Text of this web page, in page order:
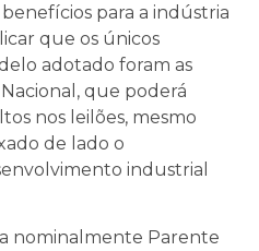
para a indústria
que os únicos
adotado foram as
que poderá
nos leilões, mesmo
de lado o
industrial
nominalmente Parente